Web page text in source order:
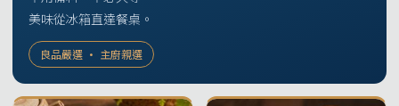
美味從冰箱直達餐桌。
良品嚴選 · 主廚親選